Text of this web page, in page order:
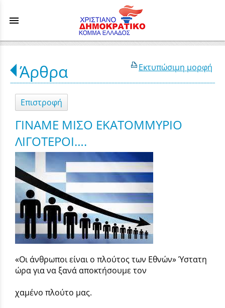
menu
Εκτυπώσιμη μορφή
Άρθρα
Επιστροφή
ΓΙΝΑΜΕ ΜΙΣΟ ΕΚΑΤΟΜΜΥΡΙΟ
ΛΙΓΟΤΕΡΟΙ….
«Οι άνθρωποι είναι ο πλούτος των Εθνών» Ύστατη
ώρα για να ξανά αποκτήσουμε τον
χαμένο πλούτο μας.